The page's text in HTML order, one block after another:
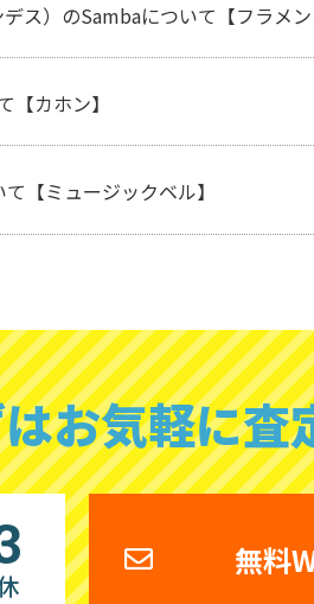
）のSambaについて【フラメンコギ
カホン】
【ミュージックベル】
お気軽に査
無料